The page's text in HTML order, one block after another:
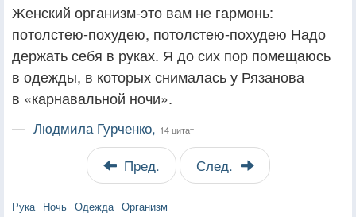
Женский организм-это вам не гармонь:
потолстею-похудею, потолстею-похудею Надо
держать себя в руках. Я до сих пор помещаюсь
в одежды, в которых снималась у Рязанова
в «карнавальной ночи».
— Людмила Гурченко, 14 цитат
Пред. След.
Рука Ночь Одежда Организм